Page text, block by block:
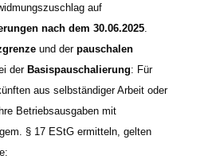
auf
nach dem 30.06.2025.
und der pau­scha­len
der Basispauschalierung: Für
aus selb­stän­di­ger Arbeit oder
Betriebsausgaben mit
§ 17 EStG ermit­teln, gel­ten